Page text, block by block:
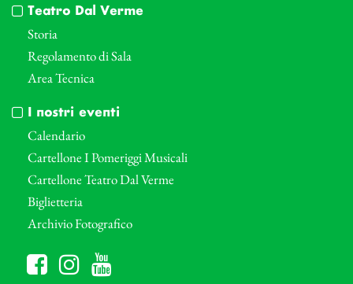
Teatro Dal Verme
Storia
Regolamento di Sala
Area Tecnica
I nostri eventi
Calendario
Cartellone I Pomeriggi Musicali
Cartellone Teatro Dal Verme
Biglietteria
Archivio Fotografico